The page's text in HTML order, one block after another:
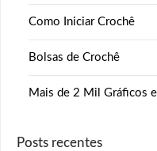
Como Iniciar Crochê
Bolsas de Crochê
Mais de 2 Mil Gráficos
Posts recentes